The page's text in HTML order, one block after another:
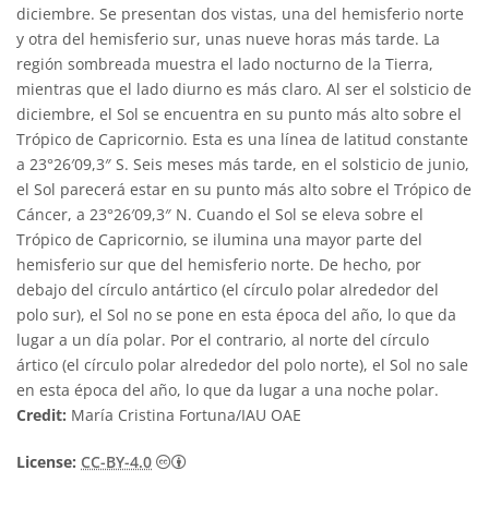
diciembre. Se presentan dos vistas, una del hemisferio norte
y otra del hemisferio sur, unas nueve horas más tarde. La
región sombreada muestra el lado nocturno de la Tierra,
mientras que el lado diurno es más claro. Al ser el solsticio de
diciembre, el Sol se encuentra en su punto más alto sobre el
Trópico de Capricornio. Esta es una línea de latitud constante
a 23°26′09,3″ S. Seis meses más tarde, en el solsticio de junio,
el Sol parecerá estar en su punto más alto sobre el Trópico de
Cáncer, a 23°26′09,3″ N. Cuando el Sol se eleva sobre el
Trópico de Capricornio, se ilumina una mayor parte del
hemisferio sur que del hemisferio norte. De hecho, por
debajo del círculo antártico (el círculo polar alrededor del
polo sur), el Sol no se pone en esta época del año, lo que da
lugar a un día polar. Por el contrario, al norte del círculo
ártico (el círculo polar alrededor del polo norte), el Sol no sale
en esta época del año, lo que da lugar a una noche polar.
Credit: María Cristina Fortuna/IAU OAE
License: CC-BY-4.0 Creative Commons Reconocimiento 4.0